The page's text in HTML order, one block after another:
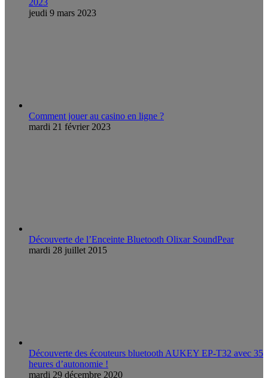
2023
jeudi 9 mars 2023
Comment jouer au casino en ligne ?
mardi 21 février 2023
Découverte de l’Enceinte Bluetooth Olixar SoundPear
mardi 28 juillet 2015
Découverte des écouteurs bluetooth AUKEY EP-T32 avec 35
heures d’autonomie !
mardi 29 décembre 2020